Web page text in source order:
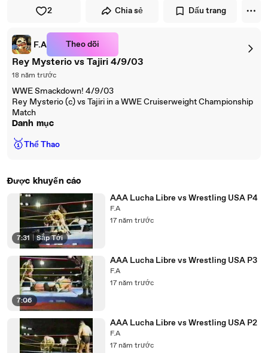
2 Chia sẻ Dấu trang
F.A Theo dõi
Rey Mysterio vs Tajiri 4/9/03
18 năm trước
WWE Smackdown! 4/9/03
Rey Mysterio (c) vs Tajiri in a WWE Cruiserweight Championship
Match
Danh mục
🥇Thể Thao
Được khuyến cáo
7:31 Sắp Tới
AAA Lucha Libre vs Wrestling USA P4
F.A
17 năm trước
7:06
AAA Lucha Libre vs Wrestling USA P3
F.A
17 năm trước
AAA Lucha Libre vs Wrestling USA P2
F.A
17 năm trước